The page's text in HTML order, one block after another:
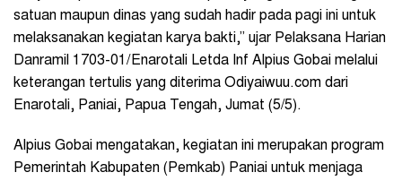
satuan maupun dinas yang sudah hadir pada pagi ini untuk
melaksanakan kegiatan karya bakti,” ujar Pelaksana Harian
Danramil 1703-01/Enarotali Letda Inf Alpius Gobai melalui
keterangan tertulis yang diterima Odiyaiwuu.com dari
Enarotali, Paniai, Papua Tengah, Jumat (5/5).
Alpius Gobai mengatakan, kegiatan ini merupakan program
Pemerintah Kabupaten (Pemkab) Paniai untuk menjaga